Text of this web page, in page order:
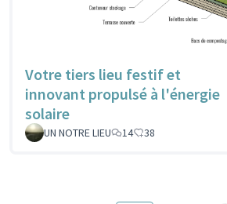
Votre tiers lieu festif et
innovant propulsé à l'énergie
solaire
UN NOTRE LIEU 14 38